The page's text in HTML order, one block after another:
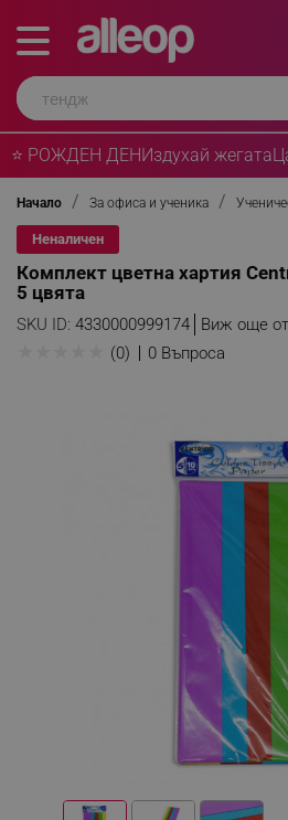
⭐ РОЖДЕН ДЕНИздухай жегата
Начало За офиса и ученика
Неналичен
Комплект цветна хартия
5 цвята
SKU ID: 4330000999174 Виж още от
(0) 0 Въпроса